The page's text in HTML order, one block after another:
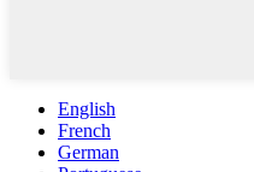
English
French
German